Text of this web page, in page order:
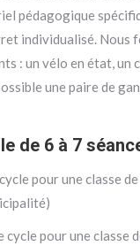
pédagogique
individualisé. Nous
: un vélo en état, un
une paire de
de 6 à 7
pour une classe
pour une classe